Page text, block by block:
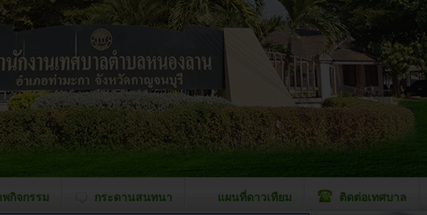
กิจกรรม กระดานสนทนา แผนที่ดาวเทียม ติดต่อเทศบาล